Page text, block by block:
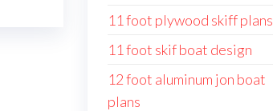
11 foot plywood skiff plans
11 foot skif boat design
12 foot aluminum jon boat
plans